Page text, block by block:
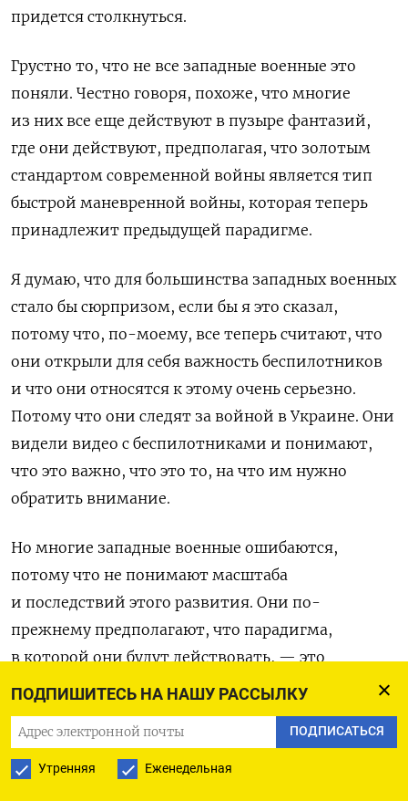
ПОДПИШИТЕСЬ НА НАШУ РАССЫЛКУ
ПОДПИСАТЬСЯ
Утренняя Еженедельная
придется столкнуться.
Грустно то, что не все западные военные это
поняли. Честно говоря, похоже, что многие
из них все еще действуют в пузыре фантазий,
где они действуют, предполагая, что золотым
стандартом современной войны является тип
быстрой маневренной войны, которая теперь
принадлежит предыдущей парадигме.
Я думаю, что для большинства западных военных
стало бы сюрпризом, если бы я это сказал,
потому что, по-моему, все теперь считают, что
они открыли для себя важность беспилотников
и что они относятся к этому очень серьезно.
Потому что они следят за войной в Украине. Они
видели видео с беспилотниками и понимают,
что это важно, что это то, на что им нужно
обратить внимание.
Но многие западные военные ошибаются,
потому что не понимают масштаба
и последствий этого развития. Они по-
прежнему предполагают, что парадигма,
в которой они будут действовать, — это
парадигма быстрой маневренной войны, и они
рассматривают беспилотники как нечто, что
станет средством такого типа войны. И поэтому
они не готовы к изнурительному типу войны,